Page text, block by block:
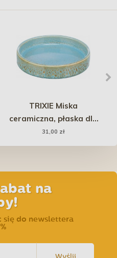
TRIXIE Miska
ceramiczna, płaska dla
kotów 0.25 l/ 15 cm -
niebieski
31,00 zł
na
się do newslettera